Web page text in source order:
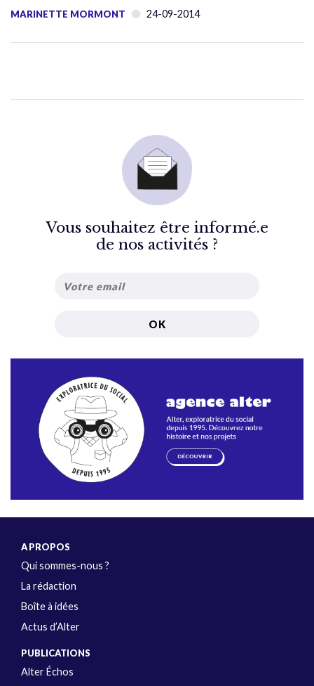
MARINETTE MORMONT 24-09-2014
Vous souhaitez être informé.e
de nos activités ?
A PROPOS
Qui sommes-nous ?
La rédaction
Boîte à idées
Actus d’Alter
PUBLICATIONS
Alter Échos